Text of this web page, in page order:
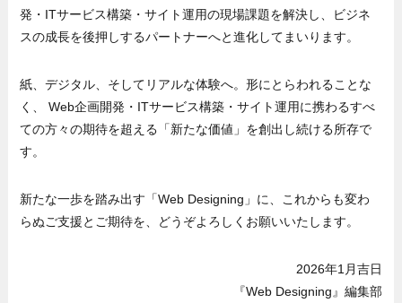
発・ITサービス構築・サイト運用の現場課題を解決し、ビジネ
スの成長を後押しするパートナーへと進化してまいります。
紙、デジタル、そしてリアルな体験へ。形にとらわれることな
く、 Web企画開発・ITサービス構築・サイト運用に携わるすべ
ての方々の期待を超える「新たな価値」を創出し続ける所存で
す。
新たな一歩を踏み出す「Web Designing」に、これからも変わ
らぬご支援とご期待を、どうぞよろしくお願いいたします。
2026年1月吉日
『Web Designing』編集部